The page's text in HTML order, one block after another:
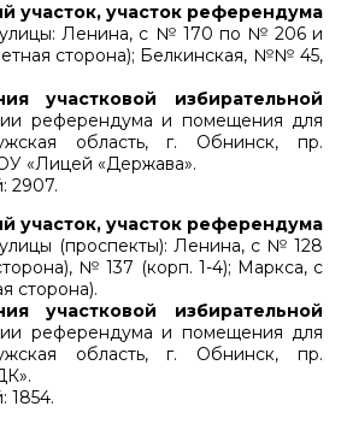
участок, участок референдума
улицы: Ленина, с № 170 по № 206 и
сторона); Белкинская, №№ 45,
участковой избирательной
референдума и помещения для
область, г. Обнинск, пр.
«Лицей «Держава».
2907.
участок, участок референдума
(проспекты): Ленина, с № 128
№ 137 (корп. 1-4); Маркса, с
сторона).
участковой избирательной
референдума и помещения для
область, г. Обнинск, пр.
1854.